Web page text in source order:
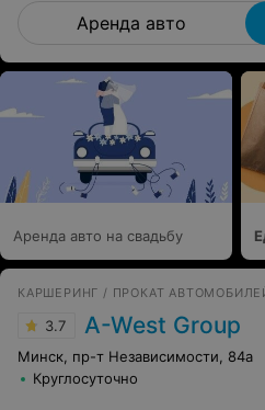
Аренда авто
Аренда авто на свадьбу
КАРШЕРИНГ / ПРОКАТ
3.7 A-West Group
Минск, пр-т Независимости, 84а
Круглосуточно